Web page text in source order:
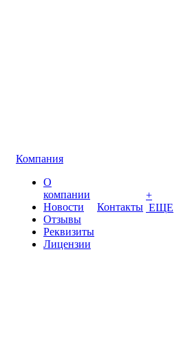
Компания
О
компании
Новости
Отзывы
Реквизиты
Лицензии
Контакты
+
ЕЩЕ